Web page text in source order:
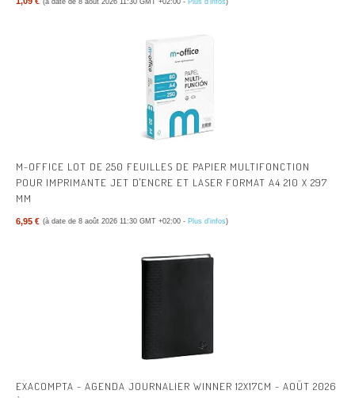
M-OFFICE LOT DE 250 FEUILLES DE PAPIER MULTIFONCTION
POUR IMPRIMANTE JET D'ENCRE ET LASER FORMAT A4 210 X 297
MM
6,95 € (à date de 8 août 2026 11:30 GMT +02:00 - Plus d’infos)
EXACOMPTA - AGENDA JOURNALIER WINNER 12X17CM - AOÛT 2026